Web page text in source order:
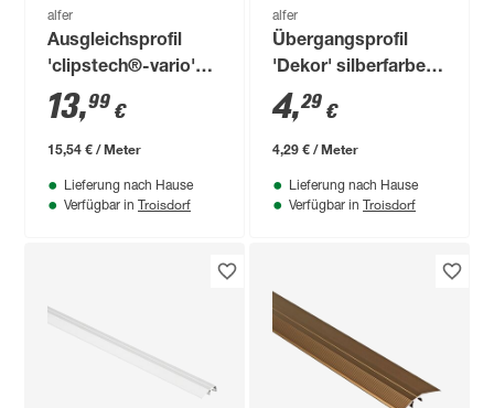
alfer
Ausgleichsprofil
'clipstech®-vario'
Aluminium silber 900
x 40 mm
13,99 €
15,54 € / Meter
Lieferung nach Hause
Verfügbar in Troisdorf
alfer
Übergangsprofil
'Dekor' silberfarben
1000 x 20,5 mm
4,29 €
4,29 € / Meter
Lieferung nach Hause
Verfügbar in Troisdorf